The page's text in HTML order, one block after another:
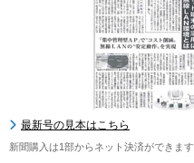
最新号の見本はこちら
新聞購入は1部からネット決済ができます